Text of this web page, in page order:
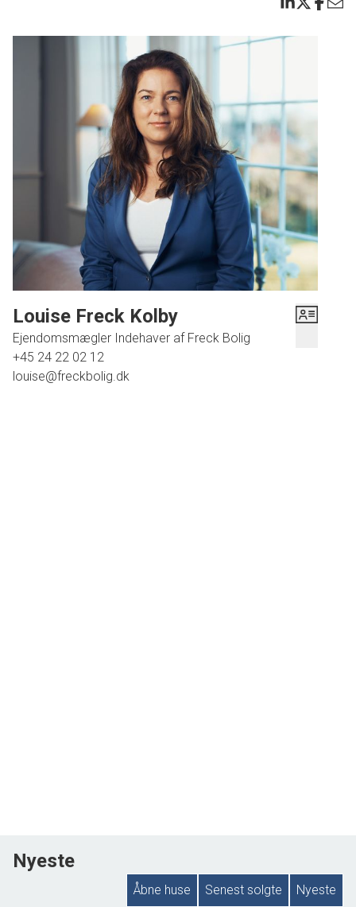
Louise Freck Kolby
Ejendomsmægler Indehaver af Freck Bolig
+45 24 22 02 12
louise@freckbolig.dk
Nyeste
Åbne huse Senest solgte Nyeste